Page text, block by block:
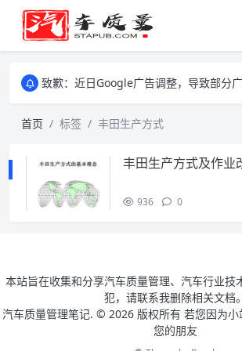
致歉：近日Google广告调整，导致部分广告遮挡页面，严重影响大家访问体验，将尽快调
致歉：近日Google广告调整，导致部分广告遮挡页面，严重影响大家访问体验，将尽快调
首页 标签 丰田生产方式
丰田生产方式及作业
936 0
本站旨在收集和分享汽车质量管理、汽车行业技
犯，请联系我删除相关文档。
汽车质量管理笔记. © 2026 版权所有 若您因为
您的朋友